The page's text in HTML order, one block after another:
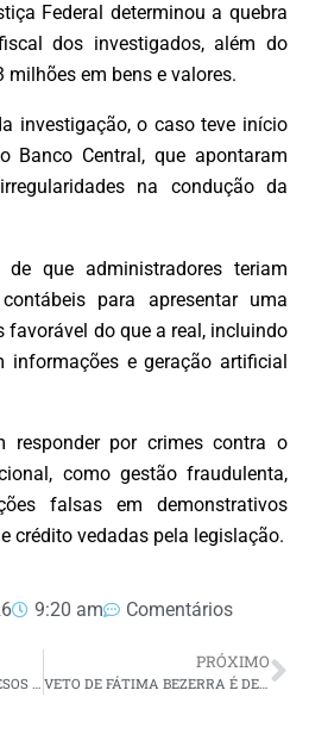
Federal determinou a quebra
dos investigados, além do
milhões em bens e valores.
investigação, o caso teve início
Banco Central, que apontaram
na condução da
que administradores teriam
para apresentar uma
do que a real, incluindo
informações e geração artificial
responder por crimes contra o
como gestão fraudulenta,
falsas em demonstrativos
crédito vedadas pela legislação.
9:20 am Comentários
ESTADO DE SAÚDE DOS PRESOS EM MOSSORÓ SEGUE ESTÁVEL APÓS SURTO DE DIARREIA, DIZ SEAP
PRÓXIMO
VETO DE FÁTIMA BEZERRA É DERRUBADO E ALRN GARANTE REPASSE AUTOMÁTICO DE ICMS, IPVA E FUNDEB DIRETO ÀS PREFEITURAS DO RN